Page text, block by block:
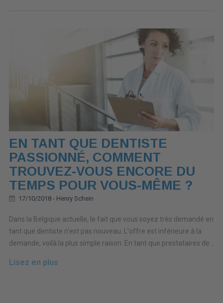
EN TANT QUE DENTISTE
PASSIONNÉ, COMMENT
TROUVEZ-VOUS ENCORE DU
TEMPS POUR VOUS-MÊME ?
17/10/2018 - Henry Schein
Dans la Belgique actuelle, le fait que vous soyez très demandé en
tant que dentiste n'est pas nouveau. L'offre est inférieure à la
demande, voilà la plus simple raison. En tant que prestataires de...
Lisez en plus